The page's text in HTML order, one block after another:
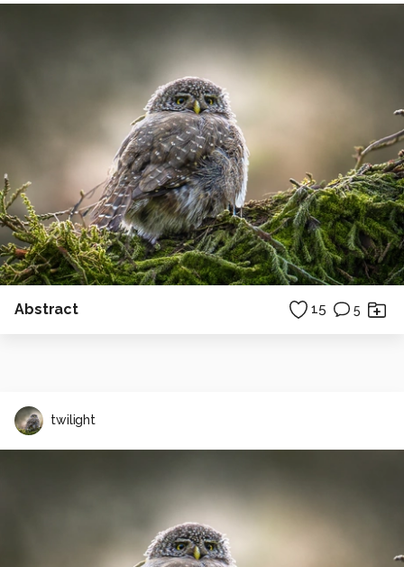
Abstract 15 5
twilight